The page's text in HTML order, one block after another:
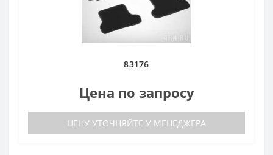
83176
Цена по запросу
ЦЕНУ УТОЧНЯЙТЕ У МЕНЕДЖЕРА